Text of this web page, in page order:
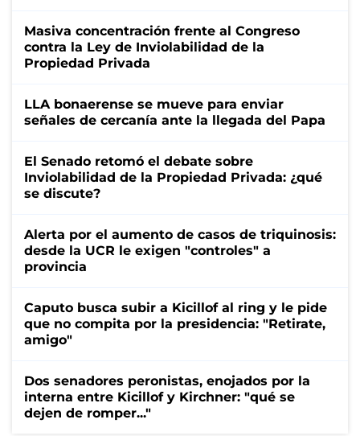
Masiva concentración frente al Congreso
contra la Ley de Inviolabilidad de la
Propiedad Privada
LLA bonaerense se mueve para enviar
señales de cercanía ante la llegada del Papa
El Senado retomó el debate sobre
Inviolabilidad de la Propiedad Privada: ¿qué
se discute?
Alerta por el aumento de casos de triquinosis:
desde la UCR le exigen "controles" a
provincia
Caputo busca subir a Kicillof al ring y le pide
que no compita por la presidencia: "Retirate,
amigo"
Dos senadores peronistas, enojados por la
interna entre Kicillof y Kirchner: "qué se
dejen de romper..."